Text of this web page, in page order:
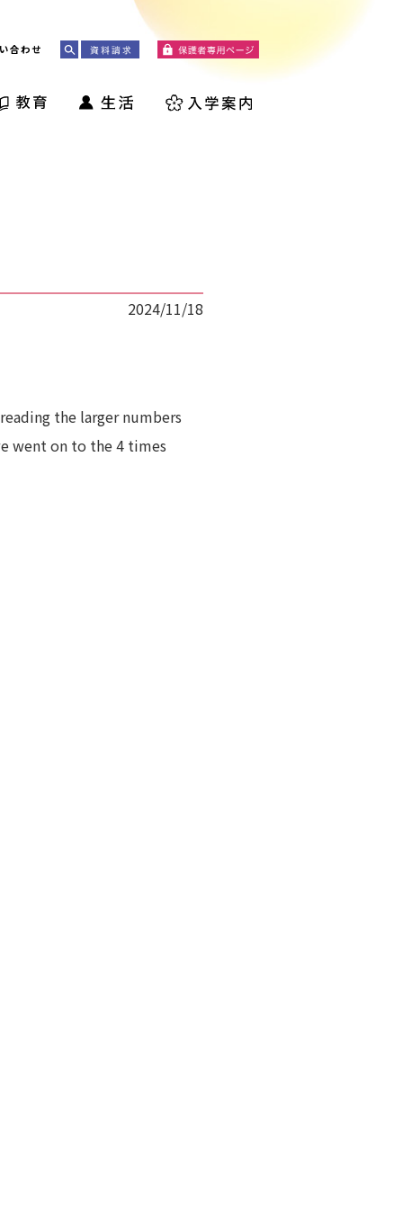
合わせ
2024/11/18
the larger numbers
went on to the 4 times